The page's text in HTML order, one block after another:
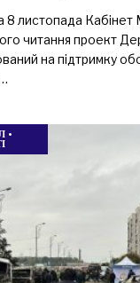
листопада Кабінет
читання проект
на підтримку
•